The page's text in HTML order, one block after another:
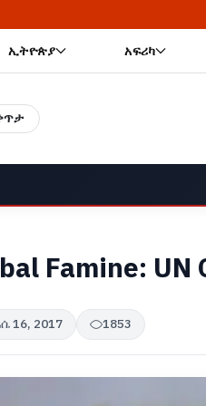
ኢትዮጵያ አፍሪካ
Famine:
16, 2017 1853